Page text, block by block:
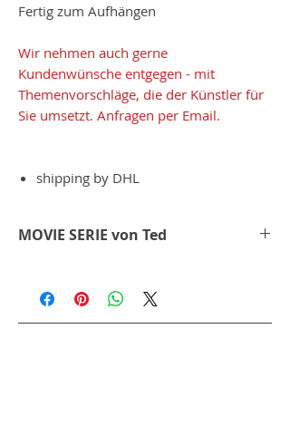
Fertig zum Aufhängen
Wir nehmen auch gerne
Kundenwünsche entgegen - mit
Themenvorschläge, die der Künstler für
Sie umsetzt. Anfragen per Email.
shipping by DHL
MOVIE SERIE von Ted
Ted seinen eigenen Weg. Er stell in
seinen kreativen Vorstellungen ein Bild
zusammen. Das es eine Geschichte